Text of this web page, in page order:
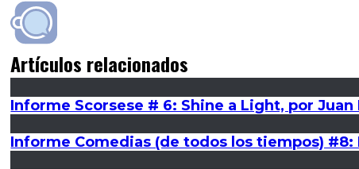
Artículos relacionados
Informe Scorsese # 6: Shine a Light, por Juan
Informe Comedias (de todos los tiempos) #8: